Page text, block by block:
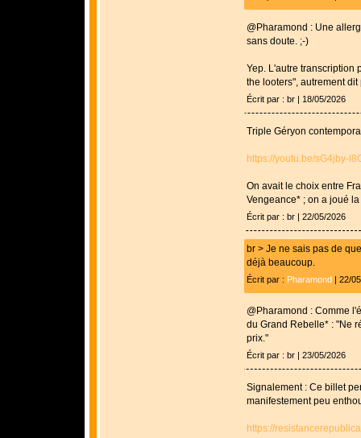
@Pharamond : Une
sans doute. ;-)
Yep. L'autre transcription
the looters", autrement
Écrit par : br | 18/05/2026
Triple Géryon
https://youtu.be/sG4jby-
On avait le choix entre
Vengeance* ; on a joué
Écrit par : br | 22/05/2026
br > Je ne sais pas de
déjà beaucoup.
Écrit par : Pharamond| 22/
@Pharamond : Comme
du Grand Rebelle* : "Ne
prix."
Écrit par : br | 23/05/2026
Signalement : Ce billet
manifestement peu
https://